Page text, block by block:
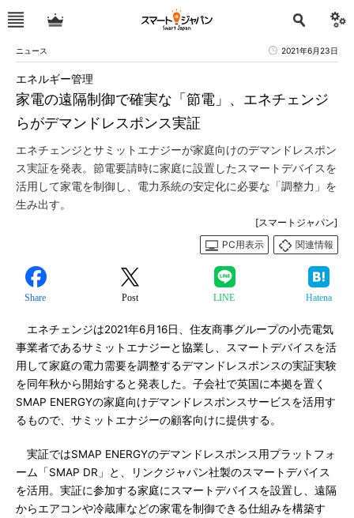
ニュース 2021年6月23日
家電の遠隔制御で確実な「節電」、エネチェンジ
らがデマンドレスポンス実証
エネルギー管理
エネチェンジとサミットエナジーが家庭向けのデマンドレスポン
ス実証を発表。節電要請時に家庭に設置したスマートデバイスを
活用して家電を制御し、電力系統の安定化に必要な「調整力」を
生み出す。
[スマートジャパン]
PC用表示
関連情報
Share Post LINE Hatena
エネチェンジは2021年6月16日、住友商事グループの小売電気
事業者であるサミットエナジーと協業し、スマートデバイスを活
用して家庭の電力需要を調整するデマンドレスポンスの実証実験
を同年秋から開始すると発表した。子会社で英国に本拠を置く
SMAP ENERGYの家庭向けデマンドレスポンスサービスを活用す
るもので、サミットエナジーの顧客向けに提供する。
実証ではSMAP ENERGYのデマンドレスポンス用プラットフォ
ーム「SMAP DR」と、リンクジャパン社製のスマートデバイス
を活用。実証に参加する家庭にスマートデバイスを設置し、遠隔
からエアコンや冷蔵庫などの家電を制御できる仕組みを構築す